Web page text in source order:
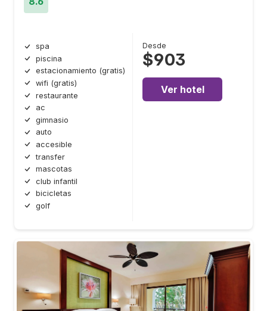
spa
piscina
estacionamiento (gratis)
wifi (gratis)
restaurante
ac
gimnasio
auto
accesible
transfer
mascotas
club infantil
bicicletas
golf
Desde
$903
Ver hotel